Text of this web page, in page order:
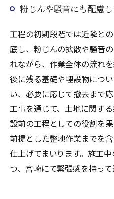
粉じんや騒音にも配慮
工程の初期段階では近隣と
底し、粉じんの拡散や騒音
れながら、作業全体の流れ
後に残る基礎や埋設物につ
い、必要に応じて撤去まで
工事を通じて、土地に関す
設前の工程としての役割を
前提とした整地作業までを
仕上げてまいります。施工
つ、宮崎にて緊張感を持って